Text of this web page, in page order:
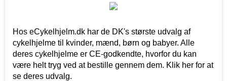
Hos eCykelhjelm.dk har de DK's største udvalg af
cykelhjelme til kvinder, mænd, børn og babyer. Alle
deres cykelhjelme er CE-godkendte, hvorfor du kan
være helt tryg ved at bestille gennem dem. Klik her for at
se deres udvalg.